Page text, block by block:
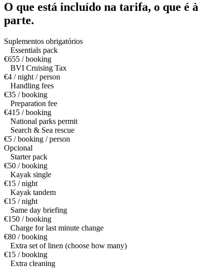
O que está incluído na tarifa, o que é à
parte.
Suplementos obrigatórios
Essentials pack
€655 / booking
BVI Cruising Tax
€4 / night / person
Handling fees
€35 / booking
Preparation fee
€415 / booking
National parks permit
Search & Sea rescue
€5 / booking / person
Opcional
Starter pack
€50 / booking
Kayak single
€15 / night
Kayak tandem
€15 / night
Same day briefing
€150 / booking
Charge for last minute change
€80 / booking
Extra set of linen (choose how many)
€15 / booking
Extra cleaning